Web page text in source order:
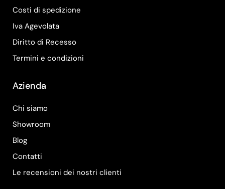
Costi di spedizione
Iva Agevolata
Diritto di Recesso
Termini e condizioni
Azienda
Chi siamo
Showroom
Blog
Contatti
Le recensioni dei nostri clienti